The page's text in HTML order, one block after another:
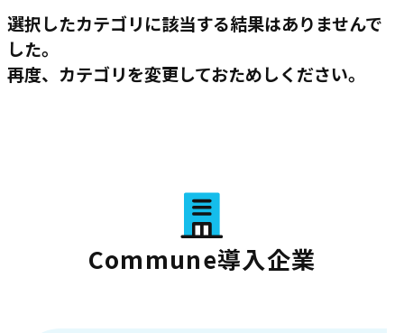
選択したカテゴリに該当する結果はありませんで
した。
再度、カテゴリを変更しておためしください。
Commune導入企業